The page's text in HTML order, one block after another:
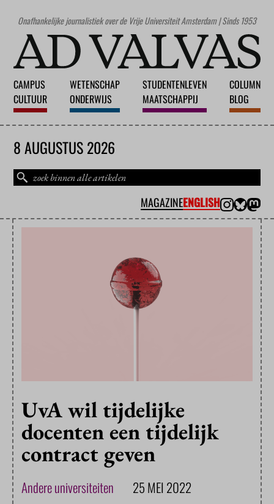
Onafhankelijke journalistiek over de Vrije Universiteit Amsterdam | Sinds 1953
CAMPUS
CULTUUR
WETENSCHAP
ONDERWIJS
STUDENTENLEVEN
MAATSCHAPPIJ
COLUMN
BLOG
8 AUGUSTUS 2026
MAGAZINEENGLISH
UvA wil tijdelijke
docenten een tijdelijk
contract geven
Andere universiteiten 25 MEI 2022